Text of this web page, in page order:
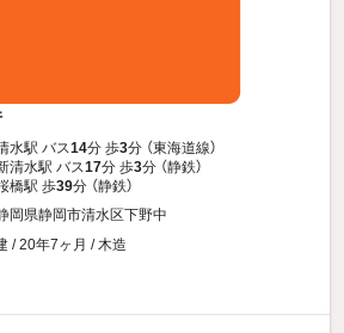
水駅 バス14分 歩3分 （東海道線）
清水駅 バス17分 歩3分 （静鉄）
橋駅 歩39分 （静鉄）
岡県静岡市清水区下野中
/ 20年7ヶ月 / 木造